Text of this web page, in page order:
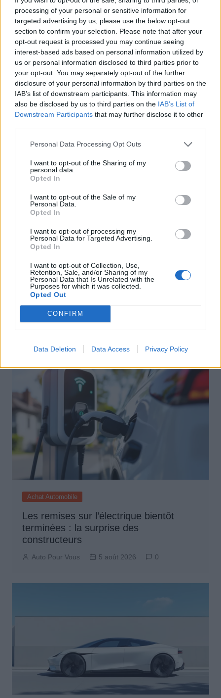
processing of your personal or sensitive information for
targeted advertising by us, please use the below opt-out
section to confirm your selection. Please note that after your
opt-out request is processed you may continue seeing
interest-based ads based on personal information utilized by
us or personal information disclosed to third parties prior to
your opt-out. You may separately opt-out of the further
disclosure of your personal information by third parties on the
IAB’s list of downstream participants. This information may
also be disclosed by us to third parties on the IAB’s List of
Downstream Participants that may further disclose it to other
Personal Data Processing Opt Outs
I want to opt-out of the Sharing of my
personal data.
Opted In
I want to opt-out of the Sale of my
Personal Data.
Opted In
I want to opt-out of processing my
Personal Data for Targeted Advertising.
Opted In
I want to opt-out of Collection, Use,
Retention, Sale, and/or Sharing of my
Personal Data that Is Unrelated with the
Purposes for which it was collected.
Opted Out
CONFIRM
Data Deletion Data Access Privacy Policy
Achat Automobile
Autonomie électrique : ce que vous
devez vraiment connaître avant
Achat Automobile
Denza Z9S : la voiture électrique qui
atteint 1100 km d’autonomie
Achat Automobile
Les remises sur l’électrique bientôt
terminées : la surprise des
constructeurs
Auto Pour Vous 5 août 2026 0